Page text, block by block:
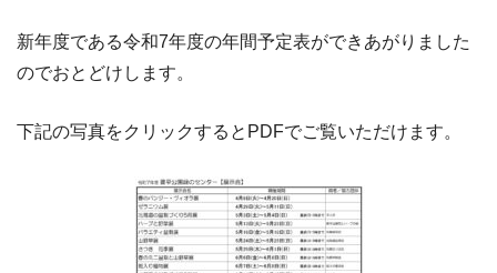
新年度である令和7年度の年間予定表ができあがりました
のでおとどけします。
下記の写真をクリックするとPDFでご覧いただけます。